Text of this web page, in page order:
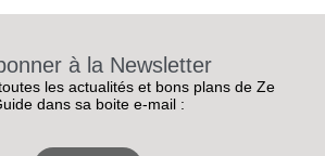
à la Newsletter
les actualités et bons plans de Ze
dans sa boite e-mail :